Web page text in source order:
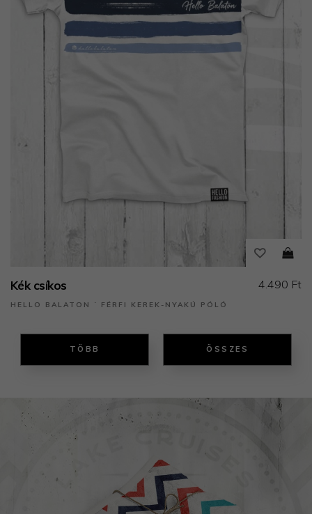
Kék csíkos
HELLO BALATON ˙ FÉRFI KEREK-NYAKÚ PÓLÓ
4.490 Ft
TÖBB ÖSSZES